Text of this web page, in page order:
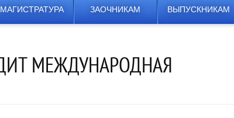
МАГИСТРАТУРА ЗАОЧНИКАМ ВЫПУСКНИКАМ
МЕЖДУНАРОДНАЯ